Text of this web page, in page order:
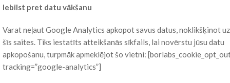
Iebilst pret datu vākšanu
Varat neļaut Google Analytics apkopot savus datus, noklikšķinot uz
šīs saites. Tiks iestatīts atteikšanās sīkfails, lai novērstu jūsu datu
apkopošanu, turpmāk apmeklējot šo vietni:
tracking=”google-analytics”]